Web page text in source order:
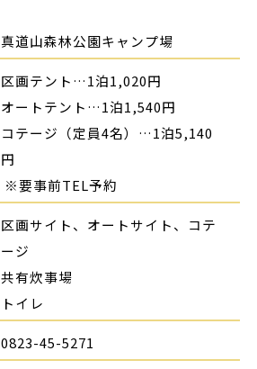
真道山森林公園キャンプ場
区画テント…1泊1,020円
オートテント…1泊1,540円
コテージ（定員4名）…1泊5,140
円
※要事前TEL予約
区画サイト、オートサイト、コテ
ージ
共有炊事場
トイレ
0823-45-5271